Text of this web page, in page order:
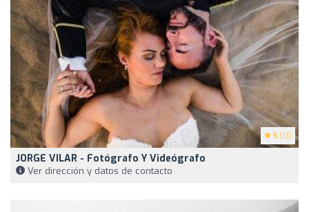
5 (13)
JORGE VILAR - Fotógrafo Y Videógrafo
Ver dirección y datos de contacto